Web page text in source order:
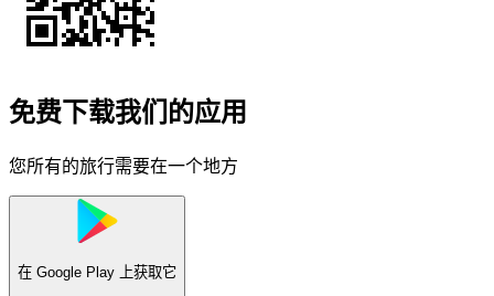
免费下载我们的应用
您所有的旅行需要在一个地方
在 Google Play 上获取它